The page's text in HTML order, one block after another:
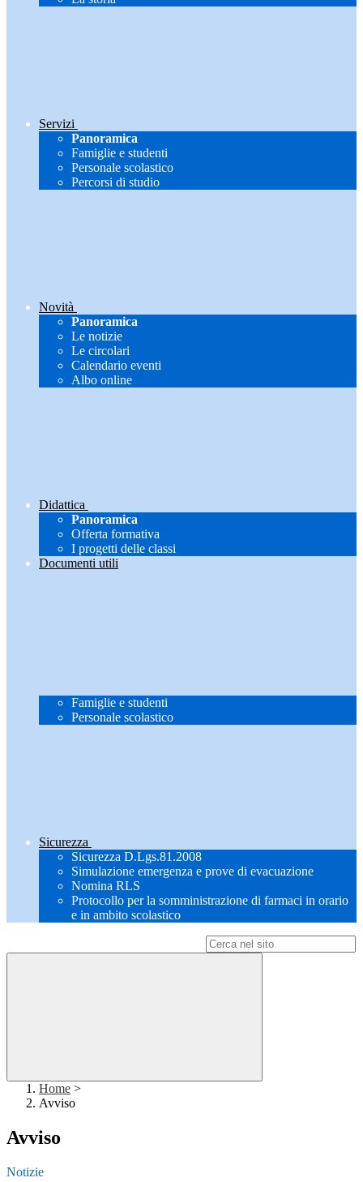
Servizi
Panoramica
Famiglie e studenti
Personale scolastico
Percorsi di studio
Novità
Panoramica
Le notizie
Le circolari
Calendario eventi
Albo online
Didattica
Panoramica
Offerta formativa
I progetti delle classi
Documenti utili
Famiglie e studenti
Personale scolastico
Sicurezza
Sicurezza D.Lgs.81.2008
Simulazione emergenza e prove di evacuazione
Nomina RLS
Protocollo per la somministrazione di farmaci in orario
e in ambito scolastico
Home >
Avviso
Avviso
Notizie